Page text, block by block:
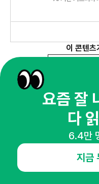
이 콘텐
이 글에 대한 의견을
서로의 생각을 공유할수록 인사이
요즘 잘
다
6.4만
지금